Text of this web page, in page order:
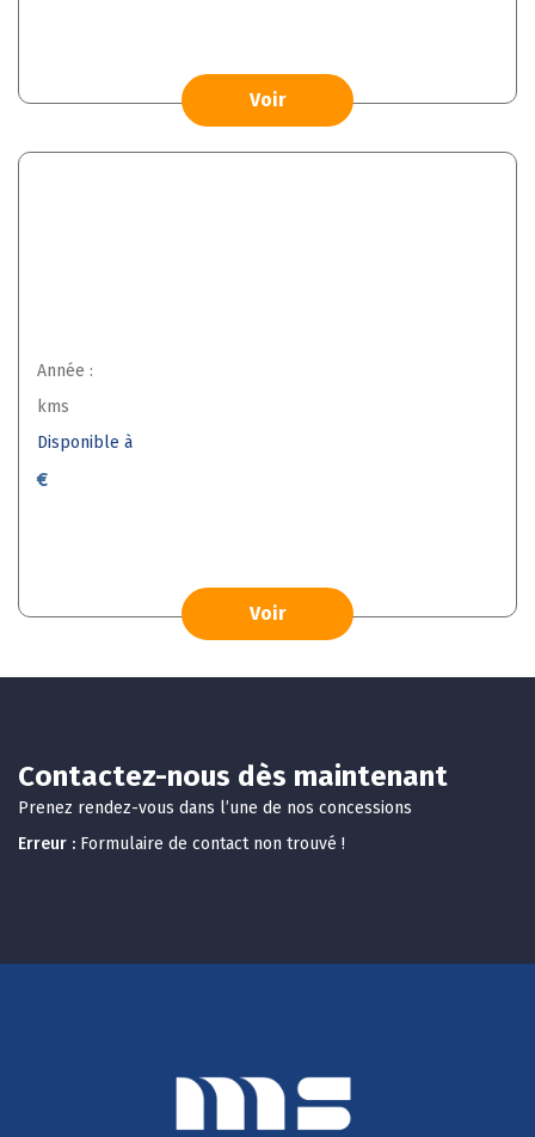
Voir
Année :
kms
Disponible à
€
Voir
Contactez-nous dès maintenant
Prenez rendez-vous dans l’une de nos concessions
Erreur : Formulaire de contact non trouvé !